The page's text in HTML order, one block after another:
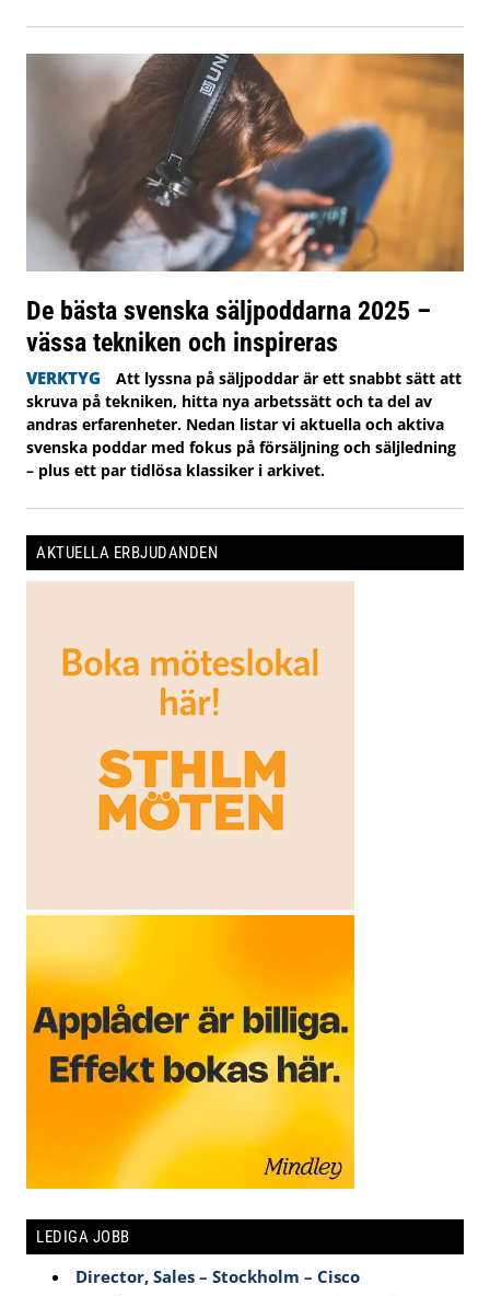
De bästa svenska säljpoddarna 2025 –
vässa tekniken och inspireras
VERKTYG
Att lyssna på säljpoddar är ett snabbt sätt att
skruva på tekniken, hitta nya arbetssätt och ta del av
andras erfarenheter. Nedan listar vi aktuella och aktiva
svenska poddar med fokus på försäljning och säljledning
– plus ett par tidlösa klassiker i arkivet.
AKTUELLA ERBJUDANDEN
LEDIGA JOBB
Director, Sales – Stockholm – Cisco